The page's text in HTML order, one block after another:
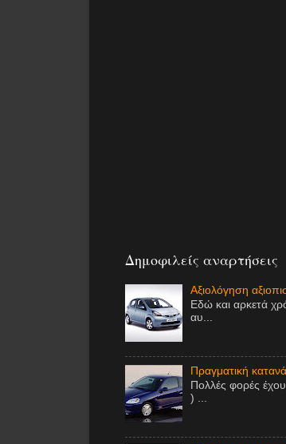
Δημοφιλείς αναρτήσεις
Αξιολόγηση
Εδώ και αρκετά
αυ...
Πραγματική
Πολλές φορές
) ...